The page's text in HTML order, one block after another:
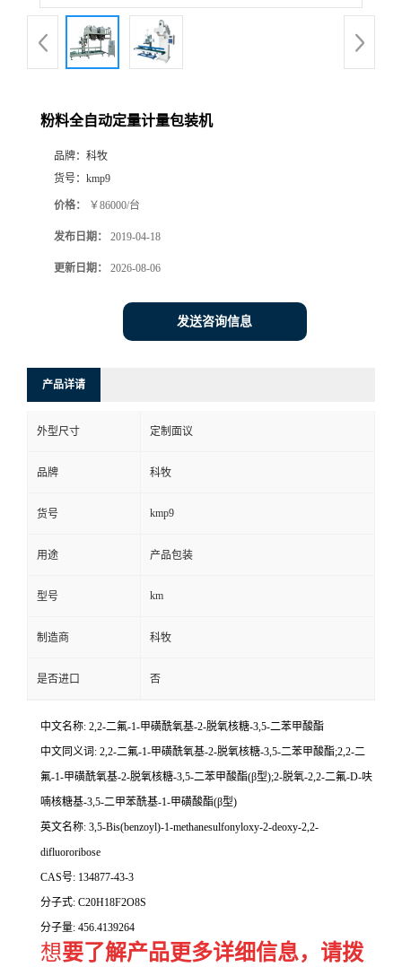
粉料全自动定量计量包装机
品牌： 科牧
货号： kmp9
价格： ￥86000/台
发布日期： 2019-04-18
更新日期： 2026-08-06
发送咨询信息
产品详请
外型尺寸 定制面议
品牌 科牧
货号 kmp9
用途 产品包装
型号 km
制造商 科牧
是否进口 否
中文名称: 2,2-二氟-1-甲磺酰氧基-2-脱氧核糖-3,5-二苯甲酸酯
中文同义词: 2,2-二氟-1-甲磺酰氧基-2-脱氧核糖-3,5-二苯甲酸酯;2,2-二
氟-1-甲磺酰氧基-2-脱氧核糖-3,5-二苯甲酸酯(β型);2-脱氧-2,2-二氟-D-呋
喃核糖基-3,5-二甲苯酰基-1-甲磺酸酯(β型)
英文名称: 3,5-Bis(benzoyl)-1-methanesulfonyloxy-2-deoxy-2,2-
difluororibose
CAS号: 134877-43-3
分子式: C20H18F2O8S
分子量: 456.4139264
想要了解产品更多详细信息，请拨